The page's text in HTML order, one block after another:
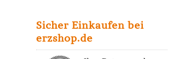
Sicher Einkaufen bei
erzshop.de